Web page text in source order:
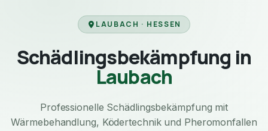
LAUBACH · HESSEN
Schädlingsbekämpfung in
Laubach
Professionelle Schädlingsbekämpfung mit
Wärmebehandlung, Ködertechnik und Pheromonfallen